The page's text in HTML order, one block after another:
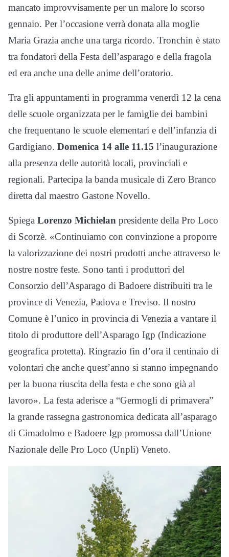
mancato improvvisamente per un malore lo scorso
gennaio. Per l’occasione verrà donata alla moglie
Maria Grazia anche una targa ricordo. Tronchin è stato
tra fondatori della Festa dell’asparago e della fragola
ed era anche una delle anime dell’oratorio.
Tra gli appuntamenti in programma venerdì 12 la cena
delle scuole organizzata per le famiglie dei bambini
che frequentano le scuole elementari e dell’infanzia di
Gardigiano. Domenica 14 alle 11.15 l’inaugurazione
alla presenza delle autorità locali, provinciali e
regionali. Partecipa la banda musicale di Zero Branco
diretta dal maestro Gastone Novello.
Spiega Lorenzo Michielan presidente della Pro Loco
di Scorzè. «Continuiamo con convinzione a proporre
la valorizzazione dei nostri prodotti anche attraverso le
nostre nostre feste. Sono tanti i produttori del
Consorzio dell’Asparago di Badoere distribuiti tra le
province di Venezia, Padova e Treviso. Il nostro
Comune è l’unico in provincia di Venezia a vantare il
titolo di produttore dell’Asparago Igp (Indicazione
geografica protetta). Ringrazio fin d’ora il centinaio di
volontari che anche quest’anno si stanno impegnando
per la buona riuscita della festa e che sono già al
lavoro». La festa aderisce a “Germogli di primavera”
la grande rassegna gastronomica dedicata all’asparago
di Cimadolmo e Badoere Igp promossa dall’Unione
Nazionale delle Pro Loco (Unpli) Veneto.